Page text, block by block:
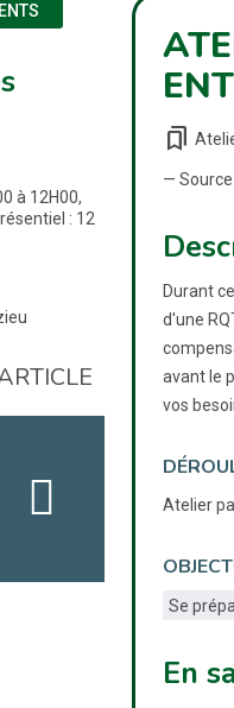
bookmarks
— Source
Durant
d'une
avant le
vos
Atelier
Se
En
à 12H00,
: 12